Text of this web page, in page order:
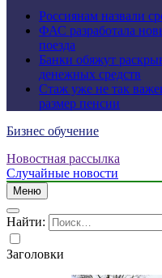
Россиянам назвали
ФАС разработала
поезда
Банки обяжут
денежных средств
Стаж уже не так
размер пенсии
Бизнес обучение
Новостная рассылка
Случайные новости
Меню
Найти:
Заголовки